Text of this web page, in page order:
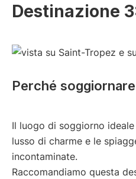
Destinazione
Perché
Il luogo di soggiorno
lusso di charme e le
incontaminate.
Raccomandiamo questa